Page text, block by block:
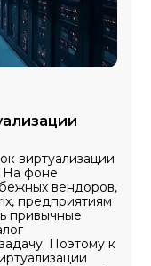
виртуализации
На фоне
вендоров,
предприятиям
привычные
Поэтому к